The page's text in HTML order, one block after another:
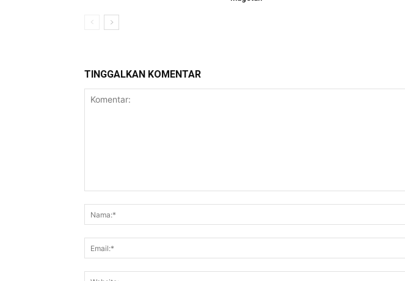
TINGGALKAN KOMENTAR